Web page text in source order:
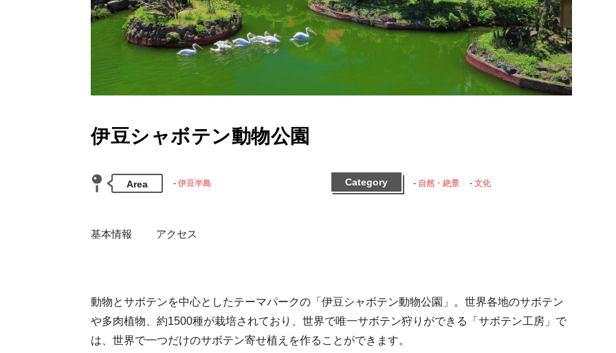
伊豆シャボテン動物公園
Area 伊豆半島 Category 自然・絶景 文化
基本情報 アクセス
動物とサボテンを中心としたテーマパークの「伊豆シャボテン動物公園」。世界各地のサボテン
や多肉植物、約1500種が栽培されており、世界で唯一サボテン狩りができる「サボテン工房」で
は、世界で一つだけのサボテン寄せ植えを作ることができます。